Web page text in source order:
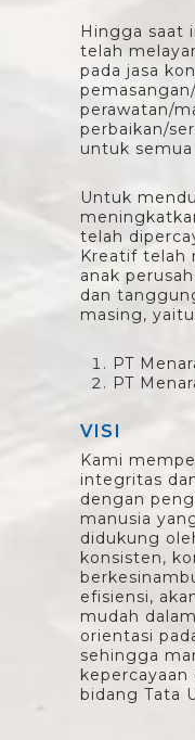
Hingga saat
telah
pada jasa
perawatan/
perbaikan/
untuk
Untuk
telah
Kreatif telah
anak
dan
masing,
PT
PT
VISI
Kami
integritas
dengan
manusia
didukung
konsisten,
efisiensi,
mudah
orientasi
sehingga
kepercayaan
bidang Tata